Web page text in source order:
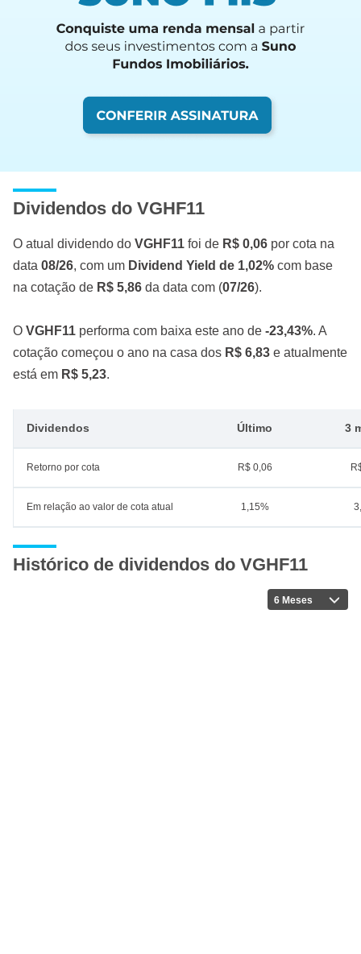
Dividendos do VGHF11
O atual dividendo do VGHF11 foi de R$ 0,06 por cota na
data 08/26, com um Dividend Yield de 1,02% com base
na cotação de R$ 5,86 da data com (07/26).
O VGHF11 performa com baixa este ano de -23,43%. A
cotação começou o ano na casa dos R$ 6,83 e atualmente
está em R$ 5,23.
Dividendos Último 3
Retorno por cota R$ 0,06
Em relação ao valor de cota atual 1,15%
Histórico de dividendos do VGHF11
6 Meses